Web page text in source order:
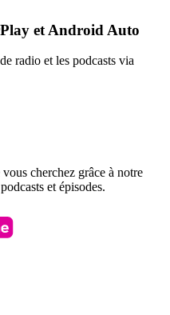
et Android Auto
radio et les podcasts via
cherchez grâce à notre
et épisodes.